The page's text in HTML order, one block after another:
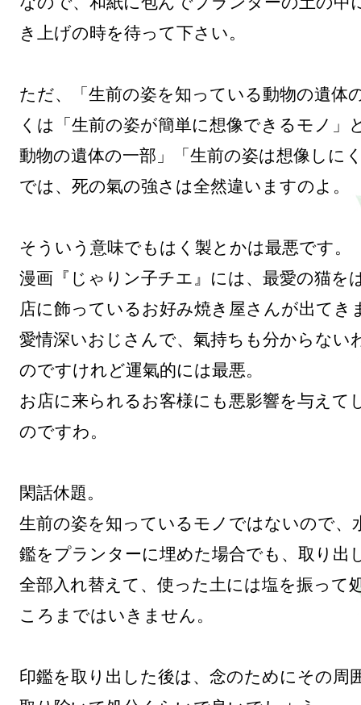
き上げの時を待って下さい。
ただ、「生前の姿を知っている動物の遺体
くは「生前の姿が簡単に想像できるモノ」
動物の遺体の一部」「生前の姿は想像しに
では、死の氣の強さは全然違いますのよ。
そういう意味でもはく製とかは最悪です。
漫画『じゃりン子チエ』には、最愛の猫を
店に飾っているお好み焼き屋さんが出てき
愛情深いおじさんで、氣持ちも分からない
のですけれど運氣的には最悪。
お店に来られるお客様にも悪影響を与えて
のですわ。
閑話休題。
生前の姿を知っているモノではないので、
鑑をプランターに埋めた場合でも、取り出
全部入れ替えて、使った土には塩を振って
ころまではいきません。
印鑑を取り出した後は、念のためにその周